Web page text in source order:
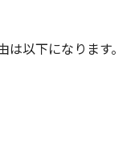
以下になります。